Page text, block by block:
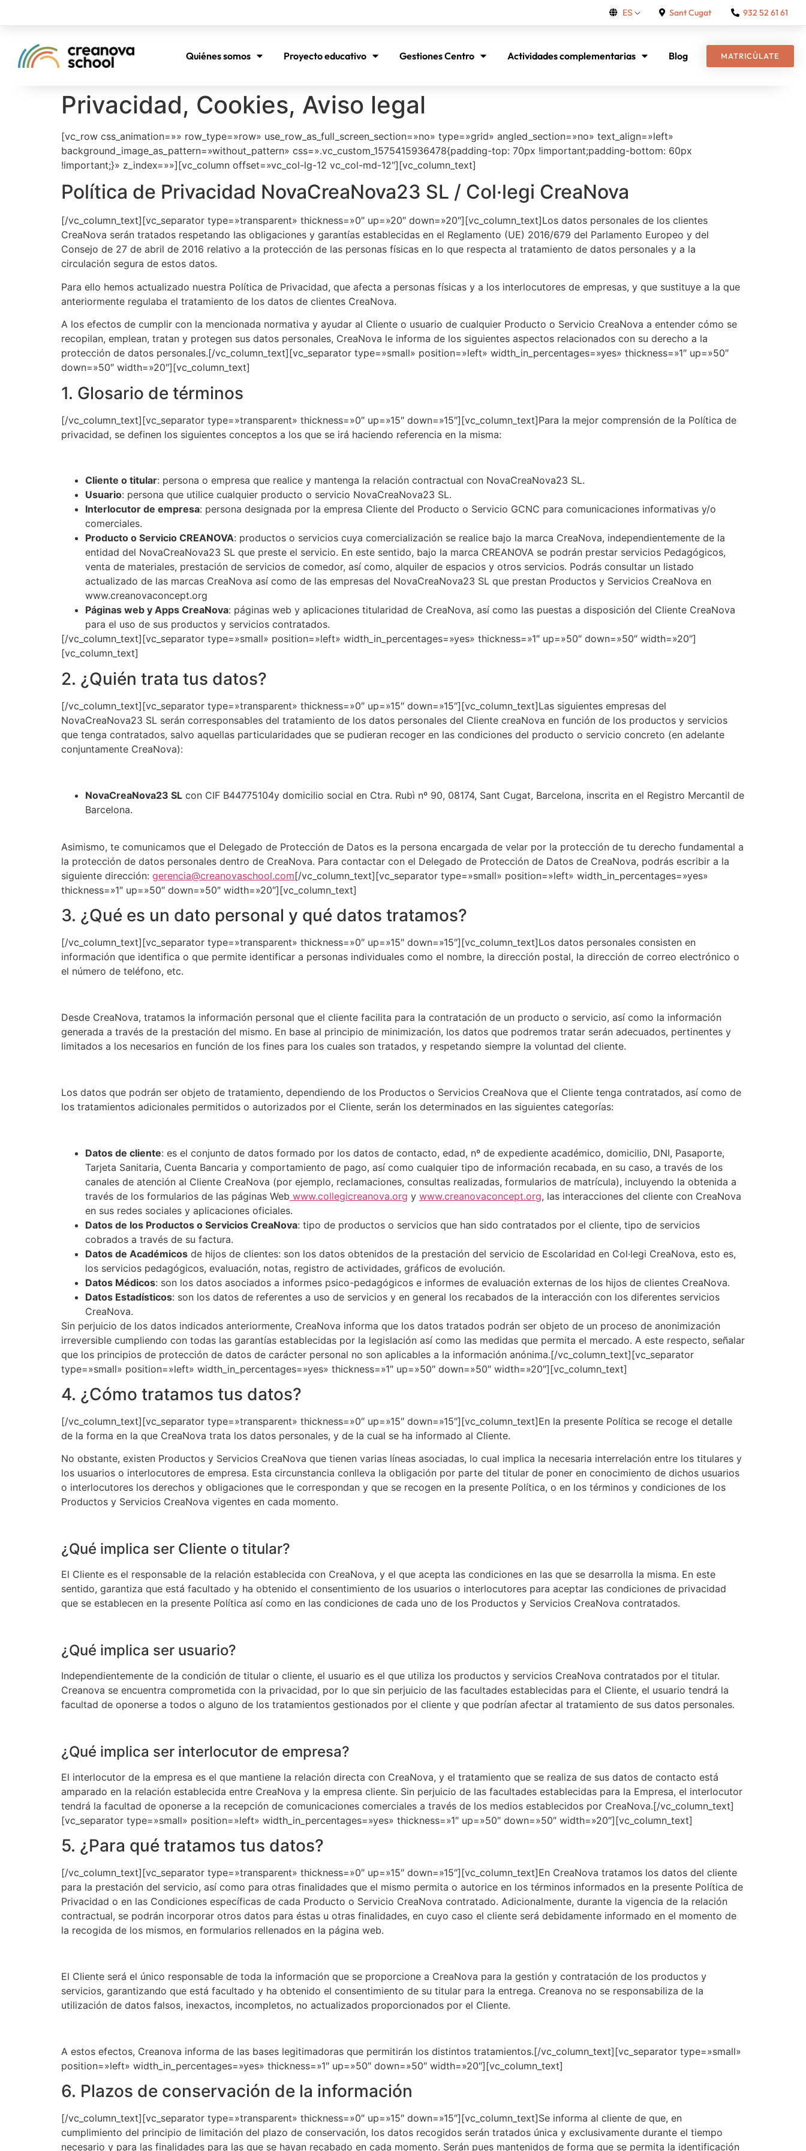
ES Sant Cugat 932 52 61 61
Quiénes somos Proyecto educativo Gestiones Centro Actividades complementarias Blog MATRICÚLATE
Privacidad, Cookies, Aviso legal
[vc_row css_animation=»» row_type=»row» use_row_as_full_screen_section=»no» type=»grid» angled_section=»no» text_align=»left»
background_image_as_pattern=»without_pattern» css=».vc_custom_1575415936478{padding-top: 70px !important;padding-bottom: 60px
!important;}» z_index=»»][vc_column offset=»vc_col-lg-12 vc_col-md-12″][vc_column_text]
Política de Privacidad NovaCreaNova23 SL / Col·legi CreaNova
[/vc_column_text][vc_separator type=»transparent» thickness=»0″ up=»20″ down=»20″][vc_column_text]Los datos personales de los clientes
CreaNova serán tratados respetando las obligaciones y garantías establecidas en el Reglamento (UE) 2016/679 del Parlamento Europeo y del
Consejo de 27 de abril de 2016 relativo a la protección de las personas físicas en lo que respecta al tratamiento de datos personales y a la
circulación segura de estos datos.
Para ello hemos actualizado nuestra Política de Privacidad, que afecta a personas físicas y a los interlocutores de empresas, y que sustituye a la que
anteriormente regulaba el tratamiento de los datos de clientes CreaNova.
A los efectos de cumplir con la mencionada normativa y ayudar al Cliente o usuario de cualquier Producto o Servicio CreaNova a entender cómo se
recopilan, emplean, tratan y protegen sus datos personales, CreaNova le informa de los siguientes aspectos relacionados con su derecho a la
protección de datos personales.[/vc_column_text][vc_separator type=»small» position=»left» width_in_percentages=»yes» thickness=»1″ up=»50″
down=»50″ width=»20″][vc_column_text]
1. Glosario de términos
[/vc_column_text][vc_separator type=»transparent» thickness=»0″ up=»15″ down=»15″][vc_column_text]Para la mejor comprensión de la Política de
privacidad, se definen los siguientes conceptos a los que se irá haciendo referencia en la misma:
Cliente o titular: persona o empresa que realice y mantenga la relación contractual con NovaCreaNova23 SL.
Usuario: persona que utilice cualquier producto o servicio NovaCreaNova23 SL.
Interlocutor de empresa: persona designada por la empresa Cliente del Producto o Servicio GCNC para comunicaciones informativas y/o
comerciales.
Producto o Servicio CREANOVA: productos o servicios cuya comercialización se realice bajo la marca CreaNova, independientemente de la
entidad del NovaCreaNova23 SL que preste el servicio. En este sentido, bajo la marca CREANOVA se podrán prestar servicios Pedagógicos,
venta de materiales, prestación de servicios de comedor, así como, alquiler de espacios y otros servicios. Podrás consultar un listado
actualizado de las marcas CreaNova así como de las empresas del NovaCreaNova23 SL que prestan Productos y Servicios CreaNova en
www.creanovaconcept.org
Páginas web y Apps CreaNova: páginas web y aplicaciones titularidad de CreaNova, así como las puestas a disposición del Cliente CreaNova
para el uso de sus productos y servicios contratados.
[/vc_column_text][vc_separator type=»small» position=»left» width_in_percentages=»yes» thickness=»1″ up=»50″ down=»50″ width=»20″]
[vc_column_text]
2. ¿Quién trata tus datos?
[/vc_column_text][vc_separator type=»transparent» thickness=»0″ up=»15″ down=»15″][vc_column_text]Las siguientes empresas del
NovaCreaNova23 SL serán corresponsables del tratamiento de los datos personales del Cliente creaNova en función de los productos y servicios
que tenga contratados, salvo aquellas particularidades que se pudieran recoger en las condiciones del producto o servicio concreto (en adelante
conjuntamente CreaNova):
NovaCreaNova23 SL con CIF B44775104y domicilio social en Ctra. Rubì nº 90, 08174, Sant Cugat, Barcelona, inscrita en el Registro Mercantil de
Barcelona.
Asimismo, te comunicamos que el Delegado de Protección de Datos es la persona encargada de velar por la protección de tu derecho fundamental a
la protección de datos personales dentro de CreaNova. Para contactar con el Delegado de Protección de Datos de CreaNova, podrás escribir a la
siguiente dirección: gerencia@creanovaschool.com[/vc_column_text][vc_separator type=»small» position=»left» width_in_percentages=»yes»
thickness=»1″ up=»50″ down=»50″ width=»20″][vc_column_text]
3. ¿Qué es un dato personal y qué datos tratamos?
[/vc_column_text][vc_separator type=»transparent» thickness=»0″ up=»15″ down=»15″][vc_column_text]Los datos personales consisten en
información que identifica o que permite identificar a personas individuales como el nombre, la dirección postal, la dirección de correo electrónico o
el número de teléfono, etc.
Desde CreaNova, tratamos la información personal que el cliente facilita para la contratación de un producto o servicio, así como la información
generada a través de la prestación del mismo. En base al principio de minimización, los datos que podremos tratar serán adecuados, pertinentes y
limitados a los necesarios en función de los fines para los cuales son tratados, y respetando siempre la voluntad del cliente.
Los datos que podrán ser objeto de tratamiento, dependiendo de los Productos o Servicios CreaNova que el Cliente tenga contratados, así como de
los tratamientos adicionales permitidos o autorizados por el Cliente, serán los determinados en las siguientes categorías:
Datos de cliente: es el conjunto de datos formado por los datos de contacto, edad, nº de expediente académico, domicilio, DNI, Pasaporte,
Tarjeta Sanitaria, Cuenta Bancaria y comportamiento de pago, así como cualquier tipo de información recabada, en su caso, a través de los
canales de atención al Cliente CreaNova (por ejemplo, reclamaciones, consultas realizadas, formularios de matrícula), incluyendo la obtenida a
través de los formularios de las páginas Web www.collegicreanova.org y www.creanovaconcept.org, las interacciones del cliente con CreaNova
en sus redes sociales y aplicaciones oficiales.
Datos de los Productos o Servicios CreaNova: tipo de productos o servicios que han sido contratados por el cliente, tipo de servicios
cobrados a través de su factura.
Datos de Académicos de hijos de clientes: son los datos obtenidos de la prestación del servicio de Escolaridad en Col·legi CreaNova, esto es,
los servicios pedagógicos, evaluación, notas, registro de actividades, gráficos de evolución.
Datos Médicos: son los datos asociados a informes psico-pedagógicos e informes de evaluación externas de los hijos de clientes CreaNova.
Datos Estadísticos: son los datos de referentes a uso de servicios y en general los recabados de la interacción con los diferentes servicios
CreaNova.
Sin perjuicio de los datos indicados anteriormente, CreaNova informa que los datos tratados podrán ser objeto de un proceso de anonimización
irreversible cumpliendo con todas las garantías establecidas por la legislación así como las medidas que permita el mercado. A este respecto, señalar
que los principios de protección de datos de carácter personal no son aplicables a la información anónima.[/vc_column_text][vc_separator
type=»small» position=»left» width_in_percentages=»yes» thickness=»1″ up=»50″ down=»50″ width=»20″][vc_column_text]
4. ¿Cómo tratamos tus datos?
[/vc_column_text][vc_separator type=»transparent» thickness=»0″ up=»15″ down=»15″][vc_column_text]En la presente Política se recoge el detalle
de la forma en la que CreaNova trata los datos personales, y de la cual se ha informado al Cliente.
No obstante, existen Productos y Servicios CreaNova que tienen varias líneas asociadas, lo cual implica la necesaria interrelación entre los titulares y
los usuarios o interlocutores de empresa. Esta circunstancia conlleva la obligación por parte del titular de poner en conocimiento de dichos usuarios
o interlocutores los derechos y obligaciones que le correspondan y que se recogen en la presente Política, o en los términos y condiciones de los
Productos y Servicios CreaNova vigentes en cada momento.
¿Qué implica ser Cliente o titular?
El Cliente es el responsable de la relación establecida con CreaNova, y el que acepta las condiciones en las que se desarrolla la misma. En este
sentido, garantiza que está facultado y ha obtenido el consentimiento de los usuarios o interlocutores para aceptar las condiciones de privacidad
que se establecen en la presente Política así como en las condiciones de cada uno de los Productos y Servicios CreaNova contratados.
¿Qué implica ser usuario?
Independientemente de la condición de titular o cliente, el usuario es el que utiliza los productos y servicios CreaNova contratados por el titular.
Creanova se encuentra comprometida con la privacidad, por lo que sin perjuicio de las facultades establecidas para el Cliente, el usuario tendrá la
facultad de oponerse a todos o alguno de los tratamientos gestionados por el cliente y que podrían afectar al tratamiento de sus datos personales.
¿Qué implica ser interlocutor de empresa?
El interlocutor de la empresa es el que mantiene la relación directa con CreaNova, y el tratamiento que se realiza de sus datos de contacto está
amparado en la relación establecida entre CreaNova y la empresa cliente. Sin perjuicio de las facultades establecidas para la Empresa, el interlocutor
tendrá la facultad de oponerse a la recepción de comunicaciones comerciales a través de los medios establecidos por CreaNova.[/vc_column_text]
[vc_separator type=»small» position=»left» width_in_percentages=»yes» thickness=»1″ up=»50″ down=»50″ width=»20″][vc_column_text]
5. ¿Para qué tratamos tus datos?
[/vc_column_text][vc_separator type=»transparent» thickness=»0″ up=»15″ down=»15″][vc_column_text]En CreaNova tratamos los datos del cliente
para la prestación del servicio, así como para otras finalidades que el mismo permita o autorice en los términos informados en la presente Política de
Privacidad o en las Condiciones específicas de cada Producto o Servicio CreaNova contratado. Adicionalmente, durante la vigencia de la relación
contractual, se podrán incorporar otros datos para éstas u otras finalidades, en cuyo caso el cliente será debidamente informado en el momento de
la recogida de los mismos, en formularios rellenados en la página web.
El Cliente será el único responsable de toda la información que se proporcione a CreaNova para la gestión y contratación de los productos y
servicios, garantizando que está facultado y ha obtenido el consentimiento de su titular para la entrega. Creanova no se responsabiliza de la
utilización de datos falsos, inexactos, incompletos, no actualizados proporcionados por el Cliente.
A estos efectos, Creanova informa de las bases legitimadoras que permitirán los distintos tratamientos.[/vc_column_text][vc_separator type=»small»
position=»left» width_in_percentages=»yes» thickness=»1″ up=»50″ down=»50″ width=»20″][vc_column_text]
6. Plazos de conservación de la información
[/vc_column_text][vc_separator type=»transparent» thickness=»0″ up=»15″ down=»15″][vc_column_text]Se informa al cliente de que, en
cumplimiento del principio de limitación del plazo de conservación, los datos recogidos serán tratados única y exclusivamente durante el tiempo
necesario y para las finalidades para las que se hayan recabado en cada momento. Serán pues mantenidos de forma que se permita la identificación